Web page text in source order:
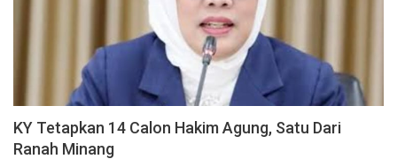
KY Tetapkan 14 Calon Hakim Agung, Satu Dari
Ranah Minang